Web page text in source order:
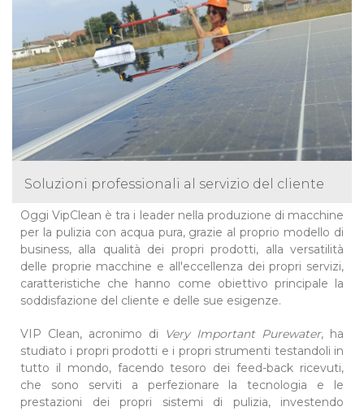
Soluzioni professionali al servizio del cliente
Oggi VipClean è tra i leader nella produzione di macchine
per la pulizia con acqua pura, grazie al proprio modello di
business, alla qualità dei propri prodotti, alla versatilità
delle proprie macchine e all'eccellenza dei propri servizi,
caratteristiche che hanno come obiettivo principale la
soddisfazione del cliente e delle sue esigenze.
VIP Clean, acronimo di Very Important Purewater, ha
studiato i propri prodotti e i propri strumenti testandoli in
tutto il mondo, facendo tesoro dei feed-back ricevuti,
che sono serviti a perfezionare la tecnologia e le
prestazioni dei propri sistemi di pulizia, investendo